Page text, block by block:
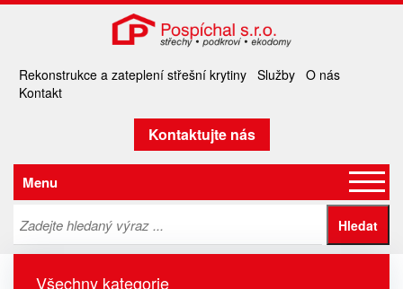
Rekonstrukce a zateplení střešní krytiny Služby O nás
Kontakt
Kontaktujte nás
Menu
Všechny kategorie